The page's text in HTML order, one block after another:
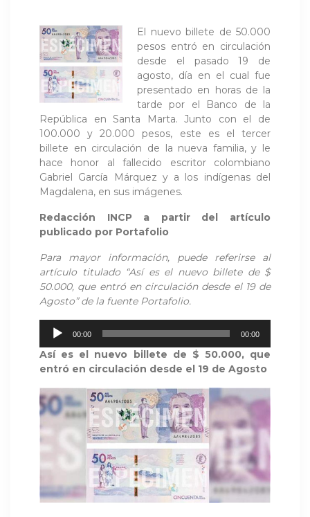
El nuevo billete de 50.000
pesos entró en circulación
desde el pasado 19 de
agosto, día en el cual fue
presentado en horas de la
tarde por el Banco de la
República en Santa Marta. Junto con el de
100.000 y 20.000 pesos, este es el tercer
billete en circulación de la nueva familia, y le
hace honor al fallecido escritor colombiano
Gabriel García Márquez y a los indígenas del
Magdalena, en sus imágenes.
Redacción INCP a partir del artículo
publicado por Portafolio
Para mayor información, puede referirse al
artículo titulado “Así es el nuevo billete de $
50.000, que entró en circulación desde el 19 de
Agosto” de la fuente Portafolio.
Reproductor
audio
00:00 00:00
Así es el nuevo billete de $ 50.000, que
entró en circulación desde el 19 de Agosto